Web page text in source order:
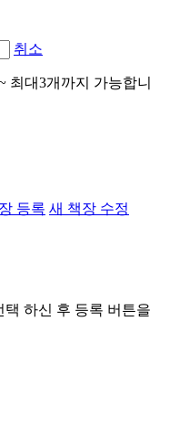
취소
최대3개까지 가능합니
등록 새 책장 수정
택 하신 후 등록 버튼을